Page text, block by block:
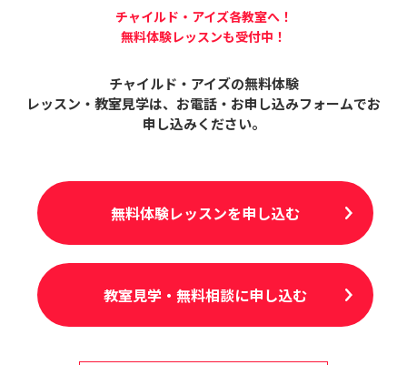
チャイルド・アイズ各教室へ！
無料体験レッスンも受付中！
チャイルド・アイズの無料体験
レッスン・教室見学は、 お電話・お申し込みフォームでお
申し込みください。
無料体験レッスンを申し込む
教室見学・無料相談に申し込む